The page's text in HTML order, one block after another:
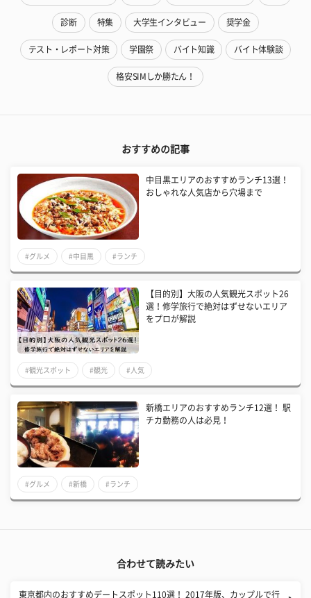
診断 特集 大学生インタビュー 奨学金
テスト・レポート対策 学園祭 バイト知識 バイト体験談
格安SIMしか勝たん！
おすすめの記事
中目黒エリアのおすすめランチ13選！
おしゃれな人気店から穴場まで
#グルメ #中目黒 #ランチ
【目的別】大阪の人気観光スポット26
選！修学旅行で絶対はずせないエリア
をプロが解説
#観光スポット #観光 #人気
新橋エリアのおすすめランチ12選！ 駅
チカ勤務の人は必見！
#グルメ #新橋 #ランチ
合わせて読みたい
東京都内のおすすめデートスポット110選！ 2017年版、カップルで行